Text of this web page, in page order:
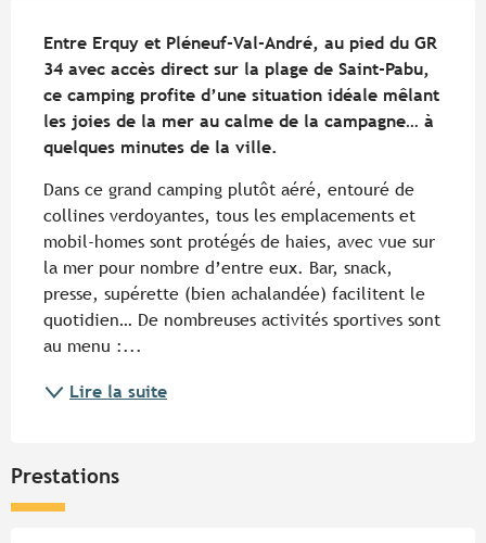
Entre Erquy et Pléneuf-Val-André, au pied du GR
34 avec accès direct sur la plage de Saint-Pabu,
ce camping profite d’une situation idéale mêlant
les joies de la mer au calme de la campagne… à
quelques minutes de la ville.
Dans ce grand camping plutôt aéré, entouré de
collines verdoyantes, tous les emplacements et
mobil-homes sont protégés de haies, avec vue sur
la mer pour nombre d’entre eux. Bar, snack,
presse, supérette (bien achalandée) facilitent le
quotidien… De nombreuses activités sportives sont
au menu :...
Lire la suite
Prestations